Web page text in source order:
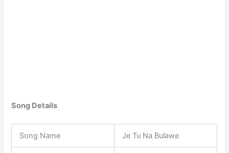
Song Details
Song Name Je Tu Na Bulawe